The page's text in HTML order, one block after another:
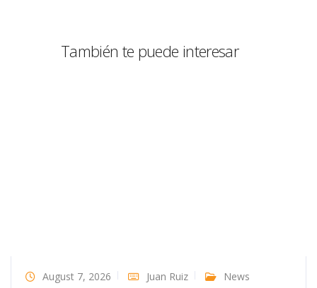
También te puede interesar
August 7, 2026 Juan Ruiz News